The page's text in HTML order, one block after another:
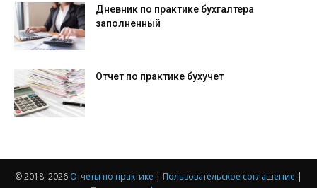
Дневник по практике бухгалтера
заполненный
Отчет по практике бухучет
© 2018–2026 Отчеты по практике | Пользовательское соглашение |